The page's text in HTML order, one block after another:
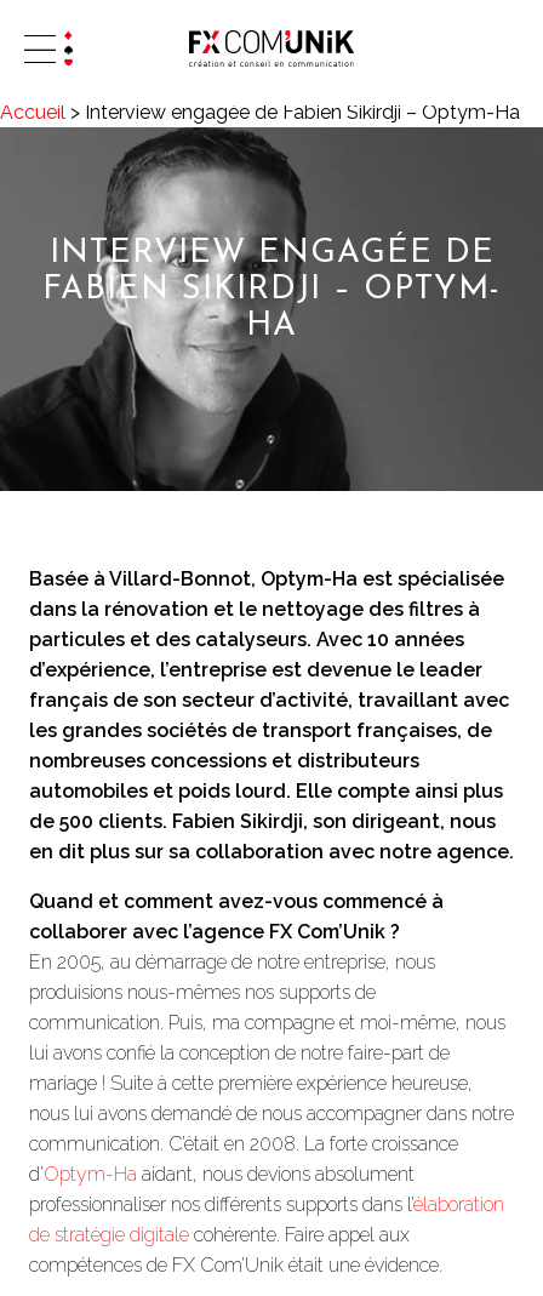
Accueil > Interview engagée de Fabien Sikirdji – Optym-Ha
INTERVIEW ENGAGÉE DE
FABIEN SIKIRDJI – OPTYM-
HA
Basée à Villard-Bonnot, Optym-Ha est spécialisée
dans la rénovation et le nettoyage des filtres à
particules et des catalyseurs. Avec 10 années
d’expérience, l’entreprise est devenue le leader
français de son secteur d’activité, travaillant avec
les grandes sociétés de transport françaises, de
nombreuses concessions et distributeurs
automobiles et poids lourd. Elle compte ainsi plus
de 500 clients. Fabien Sikirdji, son dirigeant, nous
en dit plus sur sa collaboration avec notre agence.
Quand et comment avez-vous commencé à
collaborer avec l’agence FX Com’Unik ?
En 2005, au démarrage de notre entreprise, nous
produisions nous-mêmes nos supports de
communication. Puis, ma compagne et moi-même, nous
lui avons confié la conception de notre faire-part de
mariage ! Suite à cette première expérience heureuse,
nous lui avons demandé de nous accompagner dans notre
communication. C’était en 2008. La forte croissance
d’Optym-Ha aidant, nous devions absolument
professionnaliser nos différents supports dans l’élaboration
de stratégie digitale cohérente. Faire appel aux
compétences de FX Com’Unik était une évidence.